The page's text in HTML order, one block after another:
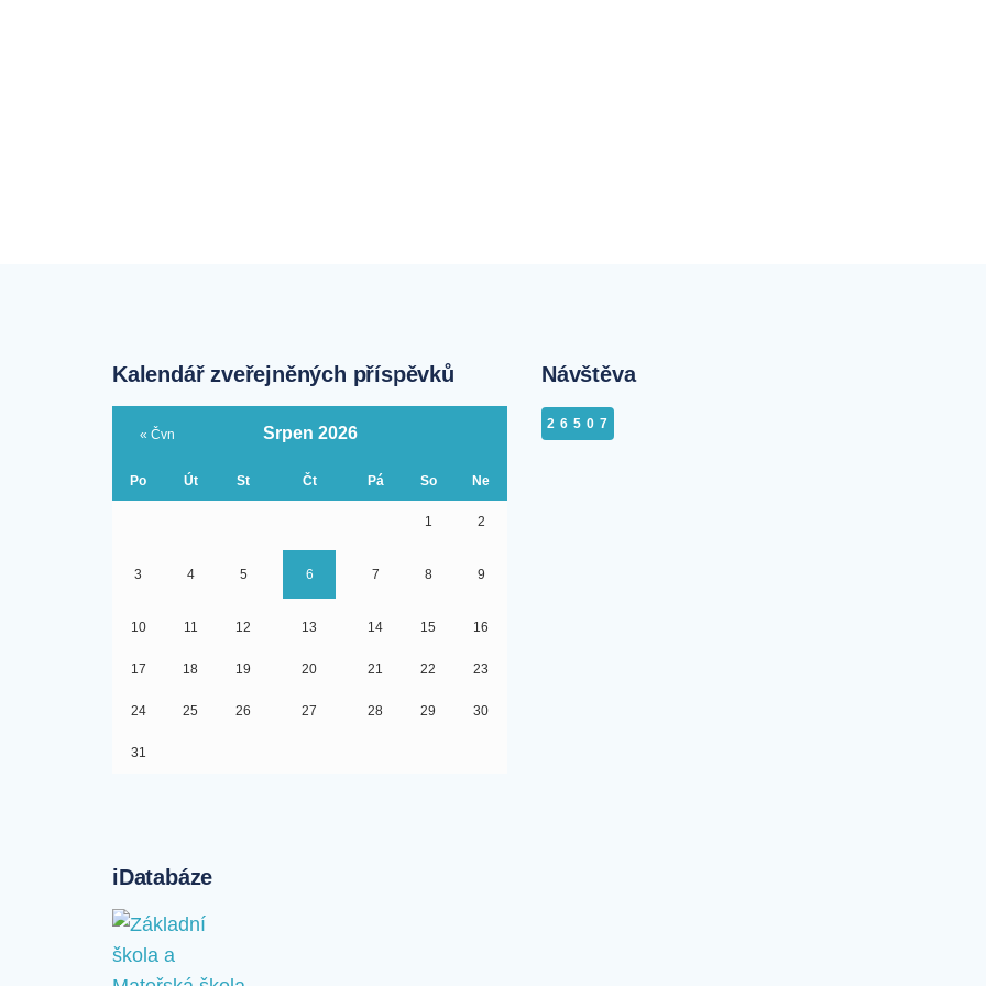
Kalendář zveřejněných příspěvků
Srpen 2026
Po Út St Čt Pá So Ne
1 2
3 4 5 6 7 8 9
10 11 12 13 14 15 16
17 18 19 20 21 22 23
24 25 26 27 28 29 30
31
« Čvn
iDatabáze
Návštěva
26507